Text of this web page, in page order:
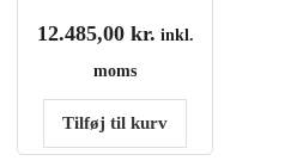
12.485,00 kr. inkl.
moms
Tilføj til kurv